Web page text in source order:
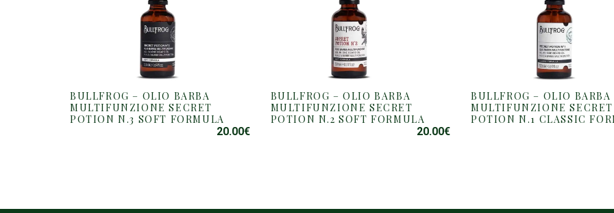
BULLFROG – OLIO BARBA
MULTIFUNZIONE SECRET
POTION N.3 SOFT FORMULA
20.00€
BULLFROG – OLIO BARBA
MULTIFUNZIONE SECRET
POTION N.2 SOFT FORMULA
20.00€
BULLFROG – OLIO BARBA
MULTIFUNZIONE SECRET
POTION N.1 CLASSIC